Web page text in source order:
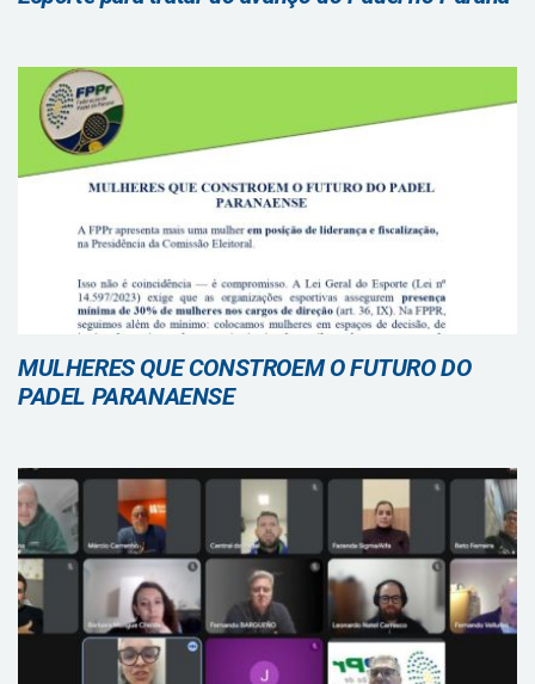
MULHERES QUE CONSTROEM O FUTURO DO
PADEL PARANAENSE